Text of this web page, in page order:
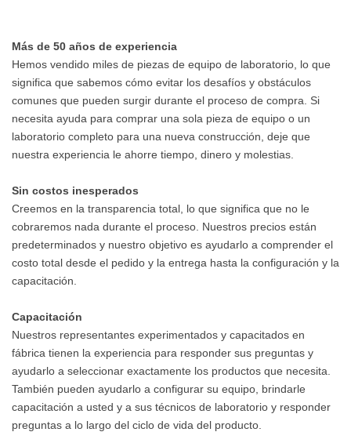
Más de 50 años de experiencia
Hemos vendido miles de piezas de equipo de laboratorio, lo que
significa que sabemos cómo evitar los desafíos y obstáculos
comunes que pueden surgir durante el proceso de compra. Si
necesita ayuda para comprar una sola pieza de equipo o un
laboratorio completo para una nueva construcción, deje que
nuestra experiencia le ahorre tiempo, dinero y molestias.
Sin costos inesperados
Creemos en la transparencia total, lo que significa que no le
cobraremos nada durante el proceso. Nuestros precios están
predeterminados y nuestro objetivo es ayudarlo a comprender el
costo total desde el pedido y la entrega hasta la configuración y la
capacitación.
Capacitación
Nuestros representantes experimentados y capacitados en
fábrica tienen la experiencia para responder sus preguntas y
ayudarlo a seleccionar exactamente los productos que necesita.
También pueden ayudarlo a configurar su equipo, brindarle
capacitación a usted y a sus técnicos de laboratorio y responder
preguntas a lo largo del ciclo de vida del producto.